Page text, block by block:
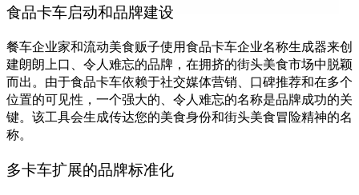
食品卡车启动和品牌建设
餐车企业家和流动美食贩子使用食品卡车企业名称生成器来创
建朗朗上口、令人难忘的品牌，在拥挤的街头美食市场中脱颖
而出。由于食品卡车依赖于社交媒体营销、口碑推荐和在多个
位置的可见性，一个强大的、令人难忘的名称是品牌成功的关
键。该工具会生成传达您的美食身份和街头美食冒险精神的名
称。
多卡车扩展的品牌标准化